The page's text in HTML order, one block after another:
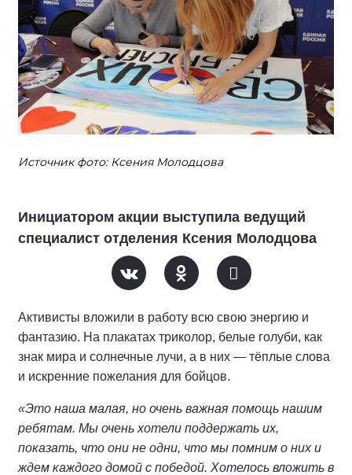
Источник фото: Ксения Молодцова
Инициатором акции выступила ведущий
специалист отделения Ксения Молодцова
Активисты вложили в работу всю свою энергию и
фантазию. На плакатах триколор, белые голуби, как
знак мира и солнечные лучи, а в них — тёплые слова
и искренние пожелания для бойцов.
«Это наша малая, но очень важная помощь нашим
ребятам. Мы очень хотели поддержать их,
показать, что они не одни, что мы помним о них и
ждем каждого домой с победой. Хотелось вложить в